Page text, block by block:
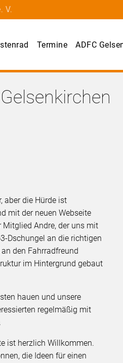
V.
Termine ADFC
aber die Hürde ist
mit der neuen Webseite
Mitglied Andre, der uns mit
Dschungel an die richtigen
den Fahrradfreund
im Hintergrund gebaut
hauen und unsere
regelmäßig mit
ist herzlich Willkommen.
die Ideen für einen